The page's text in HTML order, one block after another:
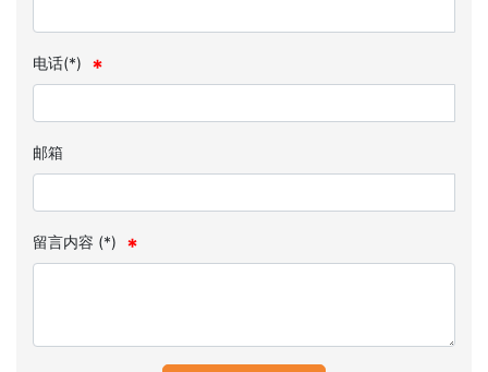
电话(*)
邮箱
留言内容 (*)